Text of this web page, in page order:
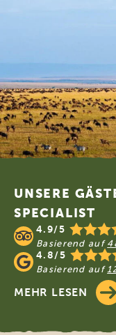
UNSERE
SPECIALIST
4.9/5
Basierend auf
4.8/5
Basierend auf
MEHR LESEN